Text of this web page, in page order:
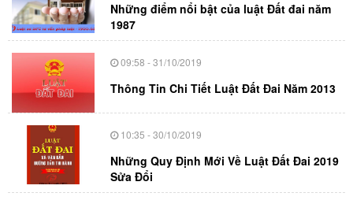
Những điểm nổi bật của luật Đất đai năm
1987
09:58 - 31/10/2019
Thông Tin Chi Tiết Luật Đất Đai Năm 2013
10:35 - 30/10/2019
Những Quy Định Mới Về Luật Đất Đai 2019
Sửa Đổi